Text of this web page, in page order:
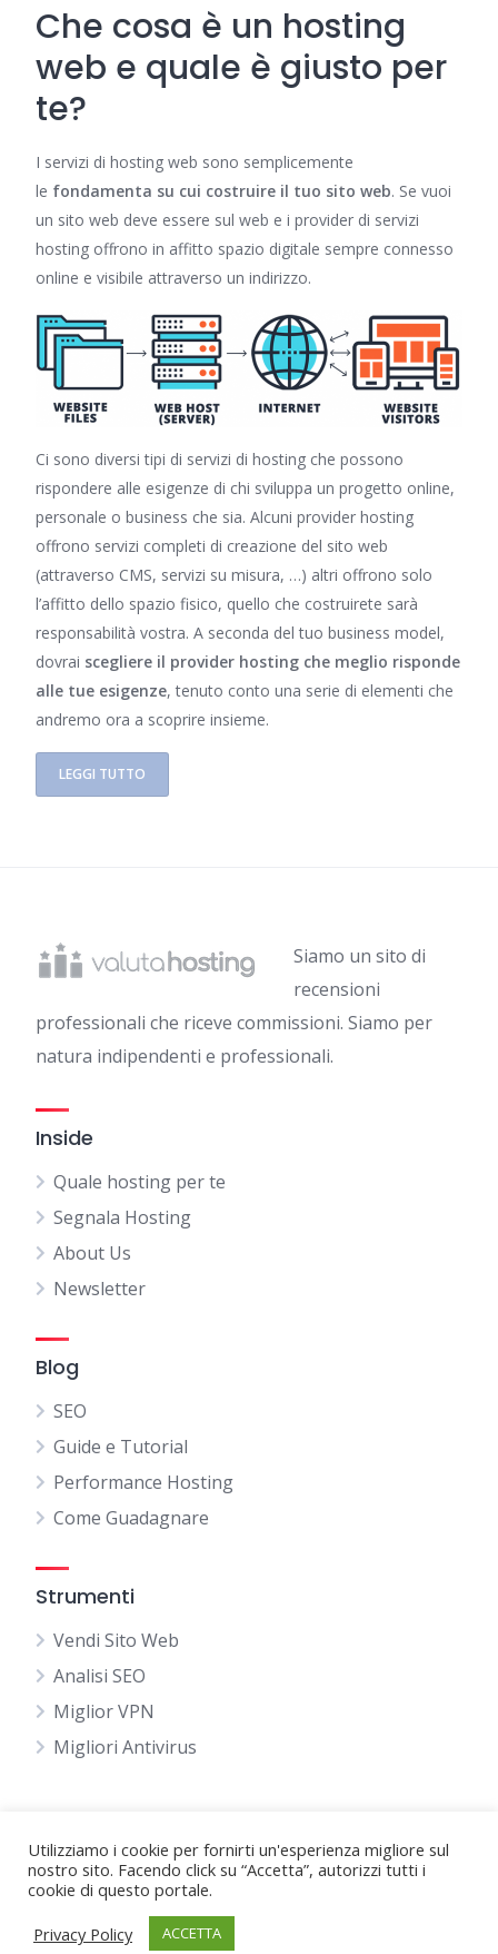
Che cosa è un hosting
web e quale è giusto per
te?
I servizi di hosting web sono semplicemente
le fondamenta su cui costruire il tuo sito web. Se vuoi
un sito web deve essere sul web e i provider di servizi
hosting offrono in affitto spazio digitale sempre connesso
online e visibile attraverso un indirizzo.
Ci sono diversi tipi di servizi di hosting che possono
rispondere alle esigenze di chi sviluppa un progetto online,
personale o business che sia. Alcuni provider hosting
offrono servizi completi di creazione del sito web
(attraverso CMS, servizi su misura, …) altri offrono solo
l’affitto dello spazio fisico, quello che costruirete sarà
responsabilità vostra. A seconda del tuo business model,
dovrai scegliere il provider hosting che meglio risponde
alle tue esigenze, tenuto conto una serie di elementi che
andremo ora a scoprire insieme.
LEGGI TUTTO
Siamo un sito di
recensioni
professionali che riceve commissioni. Siamo per
natura indipendenti e professionali.
Inside
Quale hosting per te
Segnala Hosting
About Us
Newsletter
Blog
SEO
Guide e Tutorial
Performance Hosting
Come Guadagnare
Strumenti
Vendi Sito Web
Analisi SEO
Miglior VPN
Migliori Antivirus
valutahosting.it| La classifica dei Migliori servizi
Hosting - Copyright © 2023.
Privacy Policy
Utilizziamo i cookie per fornirti un'esperienza migliore sul
nostro sito. Facendo click su “Accetta”, autorizzi tutti i
cookie di questo portale.
Privacy Policy
ACCETTA